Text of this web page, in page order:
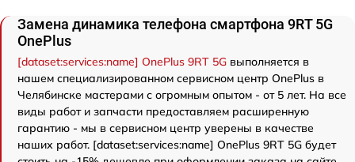
Замена динамика телефона смартфона 9RT 5G
OnePlus
[dataset:services:name] OnePlus 9RT 5G выполняется в
нашем специализированном сервисном центр OnePlus в
Челябинске мастерами с огромным опытом - от 5 лет. На все
виды работ и запчасти предоставляем расширенную
гарантию - мы в сервисном центр уверены в качестве
наших работ. [dataset:services:name] OnePlus 9RT 5G будет